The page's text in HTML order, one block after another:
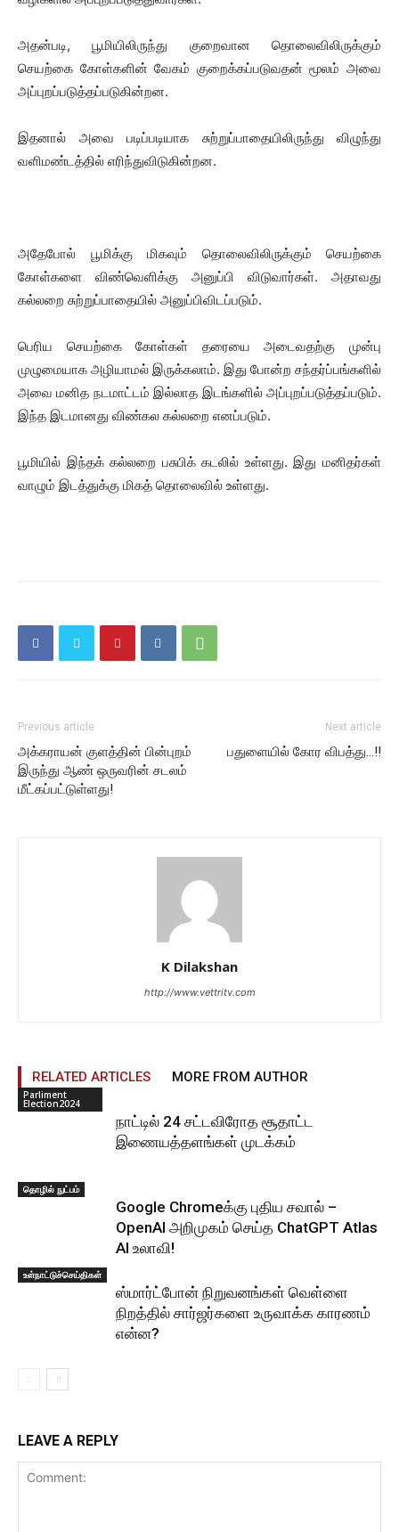
அதன்படி, பூமியிலிருந்து குறைவான தொலைவிலிருக்கும்
செயற்கை கோள்களின் வேகம் குறைக்கப்படுவதன் மூலம் அவை
அப்புறப்படுத்தப்படுகின்றன.
இதனால் அவை படிப்படியாக சுற்றுப்பாதையிலிருந்து விழுந்து
வளிமண்டத்தில் எரிந்துவிடுகின்றன.
அதேபோல் பூமிக்கு மிகவும் தொலைவிலிருக்கும் செயற்கை
கோள்களை விண்வெளிக்கு அனுப்பி விடுவார்கள். அதாவது
கல்லறை சுற்றுப்பாதையில் அனுப்பிவிடப்படும்.
பெரிய செயற்கை கோள்கள் தரையை அடைவதற்கு முன்பு
முழுமையாக அழியாமல் இருக்கலாம். இது போன்ற சந்தர்ப்பங்களில்
அவை மனித நடமாட்டம் இல்லாத இடங்களில் அப்புறப்படுத்தப்படும்.
இந்த இடமானது விண்கல கல்லறை எனப்படும்.
பூமியில் இந்தக் கல்லறை பசுபிக் கடலில் உள்ளது. இது மனிதர்கள்
வாழும் இடத்துக்கு மிகத் தொலைவில் உள்ளது.
Previous article
அக்கராயன் குளத்தின் பின்புறம்
இருந்து ஆண் ஒருவரின் சடலம்
மீட்கப்பட்டுள்ளது!
Next article
பதுளையில் கோர விபத்து…!!
K Dilakshan
http://www.vettritv.com
RELATED ARTICLES MORE FROM AUTHOR
Parliment
Election2024
நாட்டில் 24 சட்டவிரோத சூதாட்ட
இணையத்தளங்கள் முடக்கம்
தொழில் நுட்பம்
Google Chromeக்கு புதிய சவால் –
OpenAI அறிமுகம் செய்த ChatGPT Atlas
AI உலாவி!
உள்நாட்டுச்செய்திகள்
ஸ்மார்ட்போன் நிறுவனங்கள் வெள்ளை
நிறத்தில் சார்ஜர்களை உருவாக்க காரணம்
என்ன?
LEAVE A REPLY